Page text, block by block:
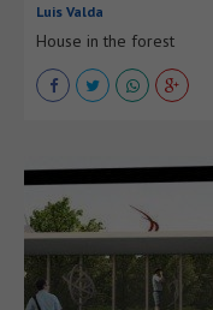
Luis Valda
House in the forest